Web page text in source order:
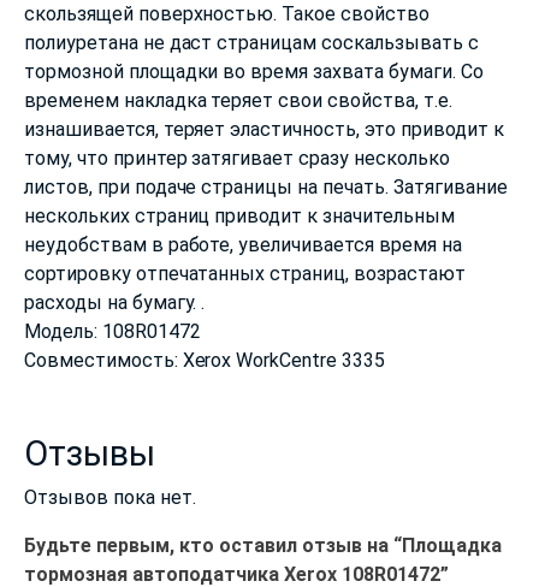
скользящей поверхностью. Такое свойство
полиуретана не даст страницам соскальзывать с
тормозной площадки во время захвата бумаги. Со
временем накладка теряет свои свойства, т.е.
изнашивается, теряет эластичность, это приводит к
тому, что принтер затягивает сразу несколько
листов, при подаче страницы на печать. Затягивание
нескольких страниц приводит к значительным
неудобствам в работе, увеличивается время на
сортировку отпечатанных страниц, возрастают
расходы на бумагу. .
Модель: 108R01472
Совместимость: Xerox WorkCentre 3335
Отзывы
Отзывов пока нет.
Будьте первым, кто оставил отзыв на “Площадка
тормозная автоподатчика Xerox 108R01472”